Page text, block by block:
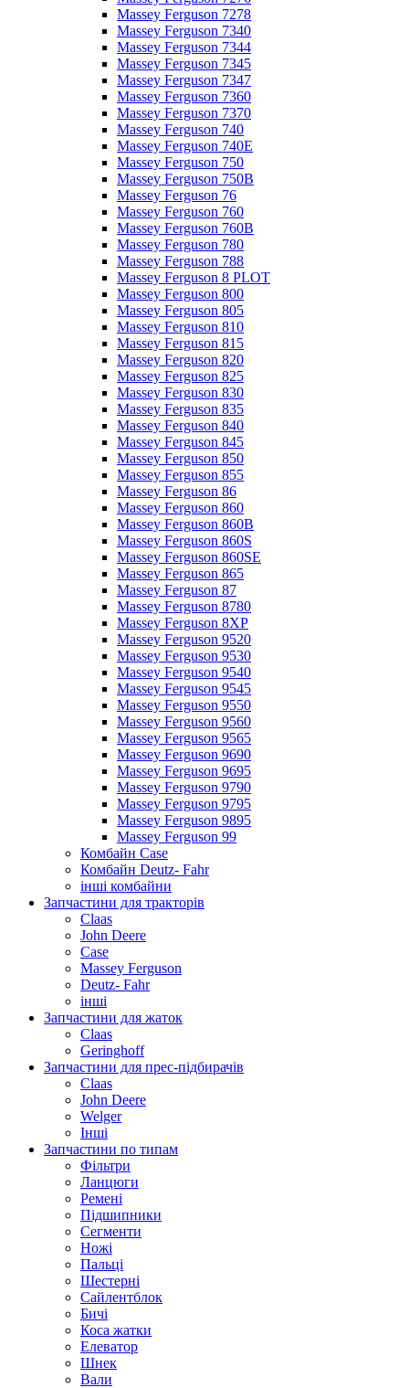
Massey Ferguson 7278
Massey Ferguson 7340
Massey Ferguson 7344
Massey Ferguson 7345
Massey Ferguson 7347
Massey Ferguson 7360
Massey Ferguson 7370
Massey Ferguson 740
Massey Ferguson 740E
Massey Ferguson 750
Massey Ferguson 750B
Massey Ferguson 76
Massey Ferguson 760
Massey Ferguson 760B
Massey Ferguson 780
Massey Ferguson 788
Massey Ferguson 8 PLOT
Massey Ferguson 800
Massey Ferguson 805
Massey Ferguson 810
Massey Ferguson 815
Massey Ferguson 820
Massey Ferguson 825
Massey Ferguson 830
Massey Ferguson 835
Massey Ferguson 840
Massey Ferguson 845
Massey Ferguson 850
Massey Ferguson 855
Massey Ferguson 86
Massey Ferguson 860
Massey Ferguson 860B
Massey Ferguson 860S
Massey Ferguson 860SE
Massey Ferguson 865
Massey Ferguson 87
Massey Ferguson 8780
Massey Ferguson 8XP
Massey Ferguson 9520
Massey Ferguson 9530
Massey Ferguson 9540
Massey Ferguson 9545
Massey Ferguson 9550
Massey Ferguson 9560
Massey Ferguson 9565
Massey Ferguson 9690
Massey Ferguson 9695
Massey Ferguson 9790
Massey Ferguson 9795
Massey Ferguson 9895
Massey Ferguson 99
Комбайн Case
Комбайн Deutz- Fahr
інші комбайни
Запчастини для тракторів
Claas
John Deere
Case
Massey Ferguson
Deutz- Fahr
інші
Запчастини для жаток
Claas
Geringhoff
Запчастини для прес-підбирачів
Claas
John Deere
Welger
Інші
Запчастини по типам
Фільтри
Ланцюги
Ремені
Підшипники
Сегменти
Ножі
Пальці
Шестерні
Сайлентблок
Бичі
Коса жатки
Елеватор
Шнек
Вали